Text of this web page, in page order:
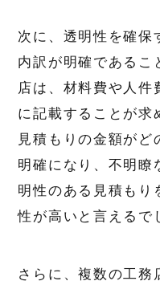
次に、透明性を確保
内訳が明確であるこ
店は、材料費や人件
に記載することが求
見積もりの金額が
明確になり、不明瞭
明性のある見積もり
性が高いと言えるで
さらに、複数の工務